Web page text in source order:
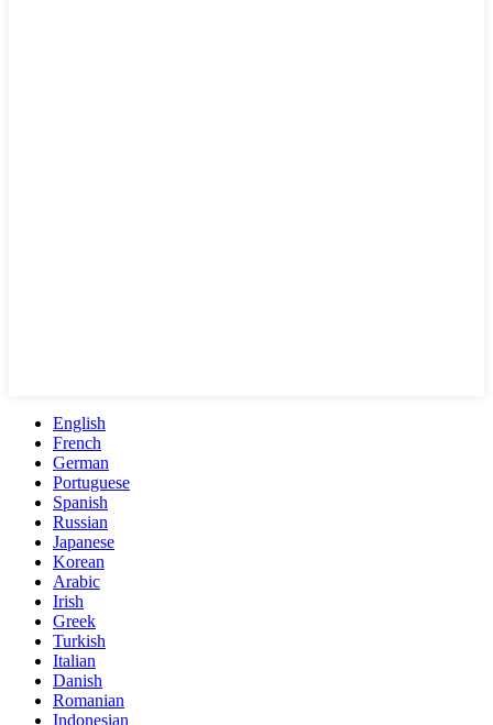
English
French
German
Portuguese
Spanish
Russian
Japanese
Korean
Arabic
Irish
Greek
Turkish
Italian
Danish
Romanian
Indonesian